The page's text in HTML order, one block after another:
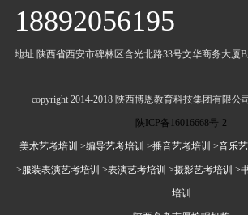
18892056195
地址:陕西省西安市碑林区含光北路33号文华商务大厦
copyright 2014-2018 陕西博恩教育科技集团有限公
陕ICP备16016668号-2
美术艺考培训 >编导艺考培训 >播音艺考培训 >音乐
>服装表演艺考培训 >表演艺考培训 >摄影艺考培训 >
培训